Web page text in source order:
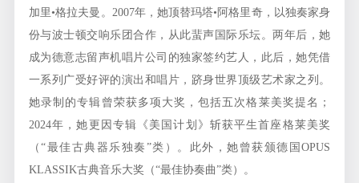
加里•格拉夫曼。2007年，她顶替玛塔•阿格里奇，以独奏家身
份与波士顿交响乐团合作，从此蜚声国际乐坛。两年后，她
成为德意志留声机唱片公司的独家签约艺人，此后，她凭借
一系列广受好评的演出和唱片，跻身世界顶级艺术家之列。
她录制的专辑曾荣获多项大奖，包括五次格莱美奖提名；
2024年，她更因专辑《美国计划》斩获平生首座格莱美奖
（“最佳古典器乐独奏”类）。此外，她曾获颁德国OPUS
KLASSIK古典音乐大奖（“最佳协奏曲”类）。